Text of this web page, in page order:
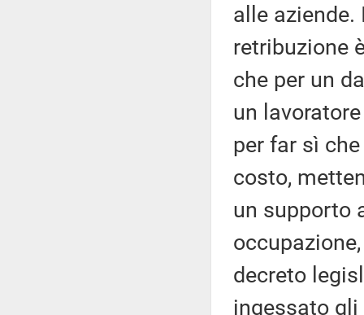
alle
retribuzione
che per un
un
per far sì
costo,
un supporto
decreto
ingessato